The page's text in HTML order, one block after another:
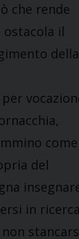
che rende
ostacola il
della
come
del
in